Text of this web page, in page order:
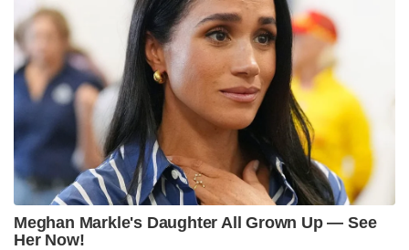
Meghan Markle's Daughter All Grown Up — See
Her Now!